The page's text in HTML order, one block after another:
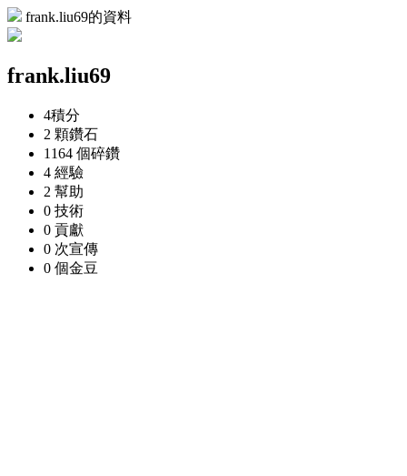
frank.liu69的資料
frank.liu69
4積分
2 顆鑽石
1164 個碎鑽
4 經驗
2 幫助
0 技術
0 貢獻
0 次宣傳
0 個金豆